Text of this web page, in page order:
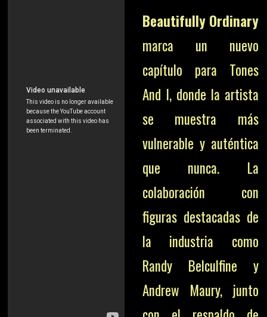
Beautifully Ordinary
marca un nuevo
capítulo para Tones
And I, donde la artista
se muestra más
vulnerable y auténtica
que nunca. La
colaboración con
figuras destacadas de
la industria como
Randy Belculfine y
Andrew Maury, junto